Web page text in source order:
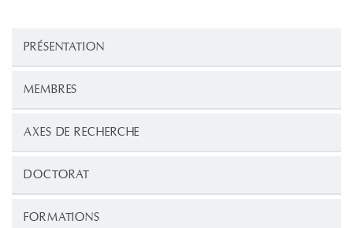
PRÉSENTATION
MEMBRES
AXES DE RECHERCHE
DOCTORAT
FORMATIONS